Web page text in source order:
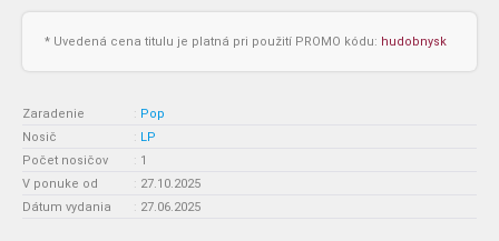
* Uvedená cena titulu je platná pri použití PROMO kódu: hudobnysk
Zaradenie : Pop
Nosič
: LP
Počet nosičov
: 1
V ponuke od
: 27.10.2025
Dátum vydania
: 27.06.2025